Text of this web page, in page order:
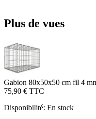
Plus de vues
Gabion 80x50x50 cm fil 4
75,90 € TTC
Disponibilité: En stock